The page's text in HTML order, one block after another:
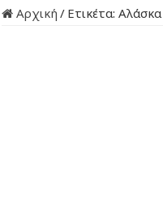
Αρχική / Ετικέτα:Αλάσκα